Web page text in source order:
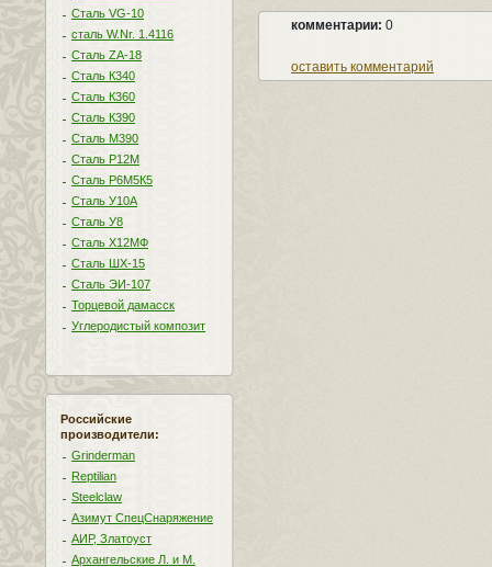
Сталь VG-10
сталь W.Nr. 1.4116
Сталь ZA-18
Сталь К340
Сталь К360
Сталь К390
Сталь М390
Сталь Р12М
Сталь Р6М5К5
Сталь У10А
Сталь У8
Сталь Х12МФ
Сталь ШХ-15
Сталь ЭИ-107
Торцевой дамасск
Углеродистый композит
Российские
производители:
Grinderman
Reptilian
Steelclaw
Азимут СпецСнаряжение
АИР, Златоуст
Архангельские Л. и М.
комментарии: 0
оставить комментарий